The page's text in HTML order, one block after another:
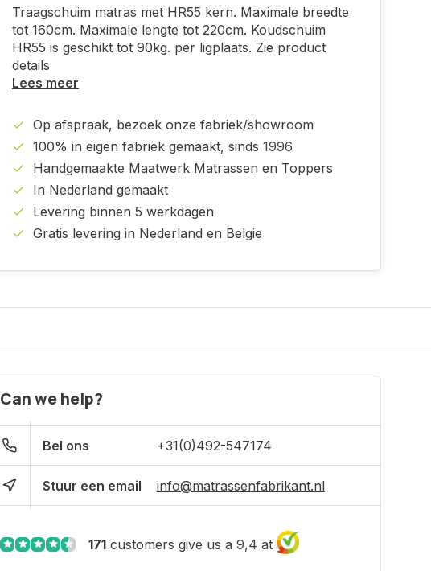
Traagschuim matras met HR55 kern. Maximale breedte
tot 160cm. Maximale lengte tot 220cm. Koudschuim
HR55 is geschikt tot 90kg. per ligplaats. Zie product
details
Lees meer
Op afspraak, bezoek onze fabriek/showroom
100% in eigen fabriek gemaakt, sinds 1996
Handgemaakte Maatwerk Matrassen en Toppers
In Nederland gemaakt
Levering binnen 5 werkdagen
Gratis levering in Nederland en Belgie
Can we help?
Bel ons +31(0)492-547174
Stuur een email info@matrassenfabrikant.nl
171 customers give us a 9,4 at